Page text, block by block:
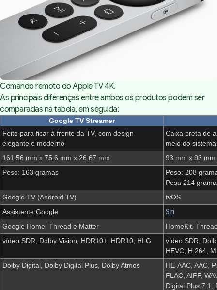
Comando remoto do Apple TV 4K.
As principais diferenças entre ambos os produtos podem ser
comparadas na tabela, em seguida:
Google TV Streamer
Feito para ficar à frente da TV, com design
elegante e moderno
Caixa preta de
meio do
161.56 mm x 75.6 mm x 26.67 mm
93 mm x 93
Peso: 163 gramas
Peso: 208
Pesa 214
Google TV (Android TV)
tvOS
Assistente Google
Siri
Google Home, Thread e Matter
‌HomeKit‌,
vídeo SDR, Dolby Vision, HDR10+, HDR10, HLG
vídeo SDR,
HEVC, H.264,
Dolby Digital, Dolby Digital Plus, Dolby Atmos
HE-AAC, AAC,
FLAC, AIFF,
Digital Plus 7.1,